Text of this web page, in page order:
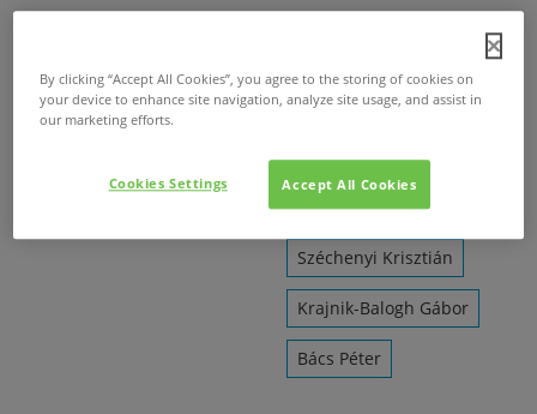
Dolhai Attila
Nagy Ervin
Sipos Imre
Széchenyi Krisztián
Krajnik-Balogh Gábor
Bács Péter
By clicking “Accept All Cookies”, you agree to the storing of cookies on
your device to enhance site navigation, analyze site usage, and assist in
our marketing efforts.
Accept All Cookies
Cookies Settings